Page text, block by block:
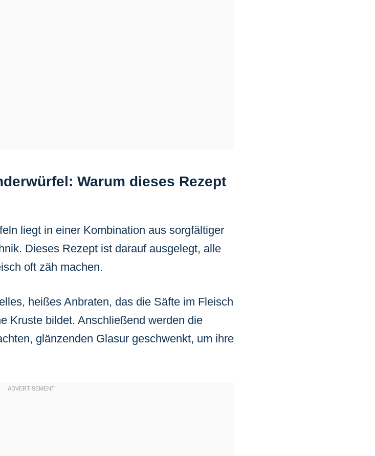
Warum dieses Rezept
liegt in einer Kombination aus sorgfältiger
Dieses Rezept ist darauf ausgelegt, alle
oft zäh machen.
heißes Anbraten, das die Säfte im Fleisch
Kruste bildet. Anschließend werden die
glänzenden Glasur geschwenkt, um ihre